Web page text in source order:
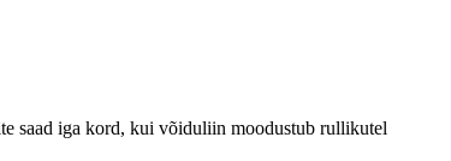
saad iga kord, kui võiduliin moodustub rullikutel